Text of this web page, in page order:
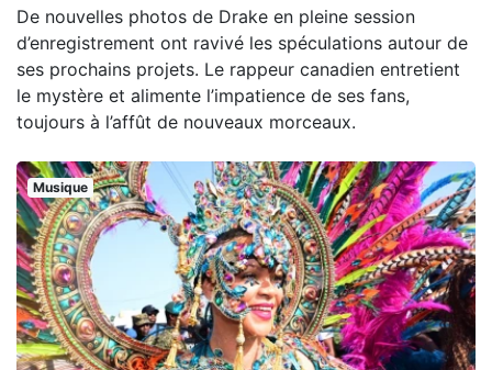
De nouvelles photos de Drake en pleine session
d’enregistrement ont ravivé les spéculations autour de
ses prochains projets. Le rappeur canadien entretient
le mystère et alimente l’impatience de ses fans,
toujours à l’affût de nouveaux morceaux.
Musique